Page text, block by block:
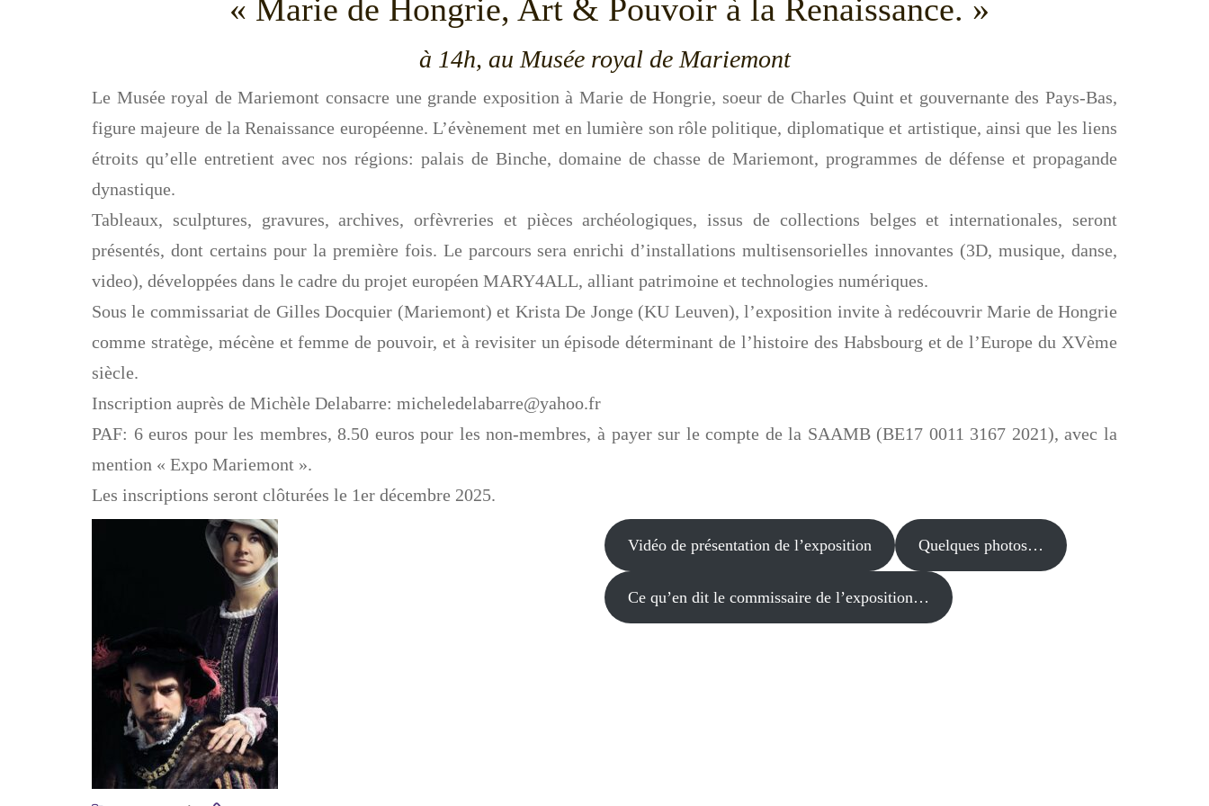
« Marie de Hongrie, Art & Pouvoir à la Renaissance. »
à 14h, au Musée royal de Mariemont
Le Musée royal de Mariemont consacre une grande exposition à Marie de Hongrie, soeur de Charles Quint et gouvernante des Pays-Bas,
figure majeure de la Renaissance européenne. L’évènement met en lumière son rôle politique, diplomatique et artistique, ainsi que les liens
étroits qu’elle entretient avec nos régions: palais de Binche, domaine de chasse de Mariemont, programmes de défense et propagande
dynastique.
Tableaux, sculptures, gravures, archives, orfèvreries et pièces archéologiques, issus de collections belges et internationales, seront
présentés, dont certains pour la première fois. Le parcours sera enrichi d’installations multisensorielles innovantes (3D, musique, danse,
video), développées dans le cadre du projet européen MARY4ALL, alliant patrimoine et technologies numériques.
Sous le commissariat de Gilles Docquier (Mariemont) et Krista De Jonge (KU Leuven), l’exposition invite à redécouvrir Marie de Hongrie
comme stratège, mécène et femme de pouvoir, et à revisiter un épisode déterminant de l’histoire des Habsbourg et de l’Europe du XVème
siècle.
Inscription auprès de Michèle Delabarre: micheledelabarre@yahoo.fr
PAF: 6 euros pour les membres, 8.50 euros pour les non-membres, à payer sur le compte de la SAAMB (BE17 0011 3167 2021), avec la
mention « Expo Mariemont ».
Les inscriptions seront clôturées le 1er décembre 2025.
Vidéo de présentation de l’exposition Quelques photos…
Ce qu’en dit le commissaire de l’exposition…